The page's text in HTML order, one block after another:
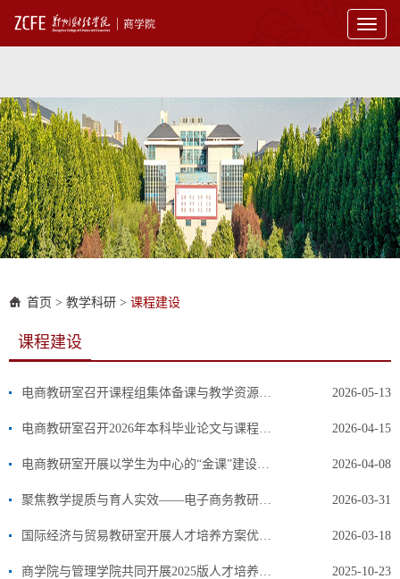
Toggle
首页 > 教学科研 > 课程建设
课程建设
电商教研室召开课程组集体备课与教学资源共建分享讨论会 2026-05-13
电商教研室召开2026年本科毕业论文与课程建设教研活动 2026-04-15
电商教研室开展以学生为中心的“金课”建设与教学设计优化教研活动 2026-04-08
聚焦教学提质与育人实效——电子商务教研室开展课程内容更新与新业态新技术融入教学研讨 2026-03-31
​国际经济与贸易教研室开展人才培养方案优化研讨活动 2026-03-18
商学院与管理学院共同开展2025版人才培养方案论证会 2025-10-23